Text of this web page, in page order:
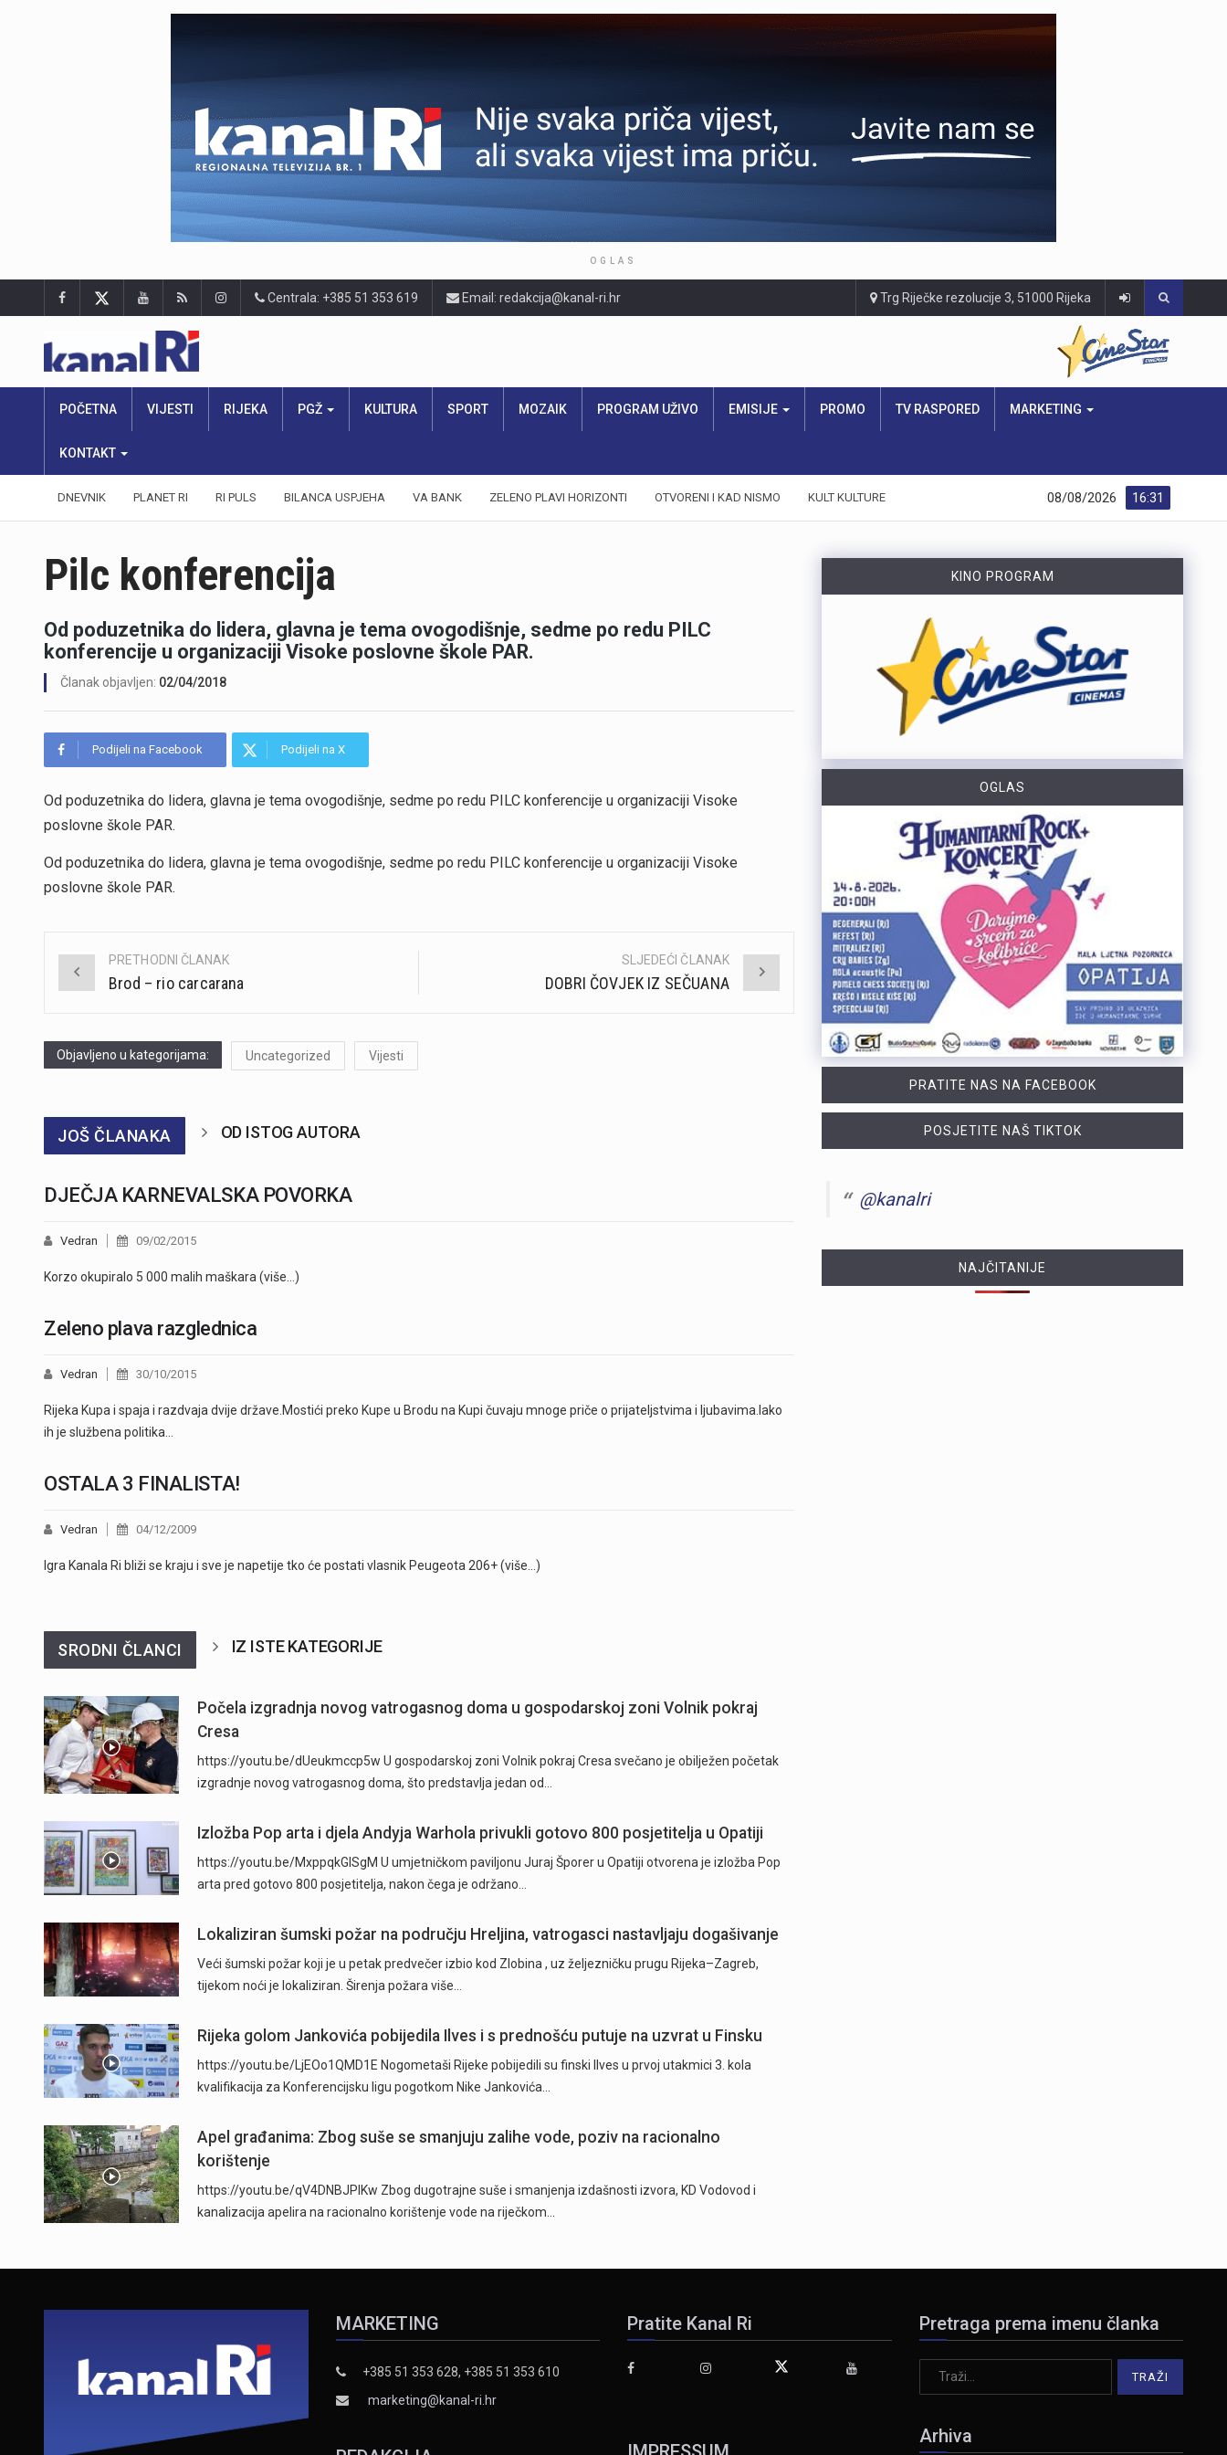
OGLAS
Centrala: +385 51 353 619 Email: redakcija@kanal-ri.hr Trg Riječke rezolucije 3, 51000 Rijeka
POČETNA VIJESTI RIJEKA PGŽ KULTURA SPORT MOZAIK PROGRAM UŽIVO EMISIJE PROMO TV RASPORED MARKETING
KONTAKT
DNEVNIK PLANET RI RI PULS BILANCA USPJEHA VA BANK ZELENO PLAVI HORIZONTI OTVORENI I KAD NISMO KULT KULTURE 16:31
08/08/2026
Pilc konferencija
Od poduzetnika do lidera, glavna je tema ovogodišnje, sedme po redu PILC
konferencije u organizaciji Visoke poslovne škole PAR.
Članak objavljen: 02/04/2018
Podijeli na Facebook Podijeli na X
Od poduzetnika do lidera, glavna je tema ovogodišnje, sedme po redu PILC konferencije u organizaciji Visoke
poslovne škole PAR.
Od poduzetnika do lidera, glavna je tema ovogodišnje, sedme po redu PILC konferencije u organizaciji Visoke
poslovne škole PAR.
Post
PRETHODNI ČLANAK
Brod – rio carcarana
SLJEDEĆI ČLANAK
DOBRI ČOVJEK IZ SEČUANA
Objavljeno u kategorijama: Uncategorized Vijesti
JOŠ ČLANAKA OD ISTOG AUTORA
DJEČJA KARNEVALSKA POVORKA
Vedran 09/02/2015
Korzo okupiralo 5 000 malih maškara (više…)
Zeleno plava razglednica
Vedran 30/10/2015
Rijeka Kupa i spaja i razdvaja dvije države.Mostići preko Kupe u Brodu na Kupi čuvaju mnoge priče o prijateljstvima i ljubavima.Iako
ih je službena politika…
OSTALA 3 FINALISTA!
Vedran 04/12/2009
Igra Kanala Ri bliži se kraju i sve je napetije tko će postati vlasnik Peugeota 206+ (više…)
SRODNI ČLANCI IZ ISTE KATEGORIJE
Počela izgradnja novog vatrogasnog doma u gospodarskoj zoni Volnik pokraj
Cresa
https://youtu.be/dUeukmccp5w U gospodarskoj zoni Volnik pokraj Cresa svečano je obilježen početak
izgradnje novog vatrogasnog doma, što predstavlja jedan od…
Izložba Pop arta i djela Andyja Warhola privukli gotovo 800 posjetitelja u Opatiji
https://youtu.be/MxppqkGISgM U umjetničkom paviljonu Juraj Šporer u Opatiji otvorena je izložba Pop
arta pred gotovo 800 posjetitelja, nakon čega je održano…
Lokaliziran šumski požar na području Hreljina, vatrogasci nastavljaju dogašivanje
Veći šumski požar koji je u petak predvečer izbio kod Zlobina , uz željezničku prugu Rijeka–Zagreb,
tijekom noći je lokaliziran. Širenja požara više…
Rijeka golom Jankovića pobijedila Ilves i s prednošću putuje na uzvrat u Finsku
https://youtu.be/LjEOo1QMD1E Nogometaši Rijeke pobijedili su finski Ilves u prvoj utakmici 3. kola
kvalifikacija za Konferencijsku ligu pogotkom Nike Jankovića…
Apel građanima: Zbog suše se smanjuju zalihe vode, poziv na racionalno
korištenje
https://youtu.be/qV4DNBJPlKw Zbog dugotrajne suše i smanjenja izdašnosti izvora, KD Vodovod i
kanalizacija apelira na racionalno korištenje vode na riječkom…
KINO PROGRAM
OGLAS
PRATITE NAS NA FACEBOOK
POSJETITE NAŠ TIKTOK
@kanalri
NAJČITANIJE
MARKETING
+385 51 353 628, +385 51 353 610
marketing@kanal-ri.hr
Pratite Kanal Ri Pretraga prema imenu članka
Arhiva